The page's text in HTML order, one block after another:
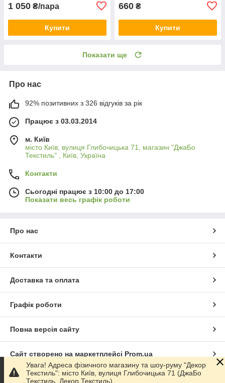
1 050 ₴/пара
Купити
660 ₴
Купити
Показати ще
Про нас
92% позитивних з 326 відгуків за рік
Працює з 03.03.2014
м. Київ
місто Київ, вулиця Глибочицька 71, магазин "ДжаБо
Текстиль" , Київ, Україна
Контакти
Сьогодні працює з 10:00 до 17:00
Показати весь графік роботи
Про нас
Контакти
Доставка та оплата
Графік роботи
Повна версія сайту
Сайт створено на маркетплейсі Prom.ua
Політика конфіденційності
Увага! Адреса фізичного магазину та шоу-руму "Декор
Текстиль": місто Київ, вулиця Глибочицька 71 (ДжаБо
Текстиль, Декор Текстиль)